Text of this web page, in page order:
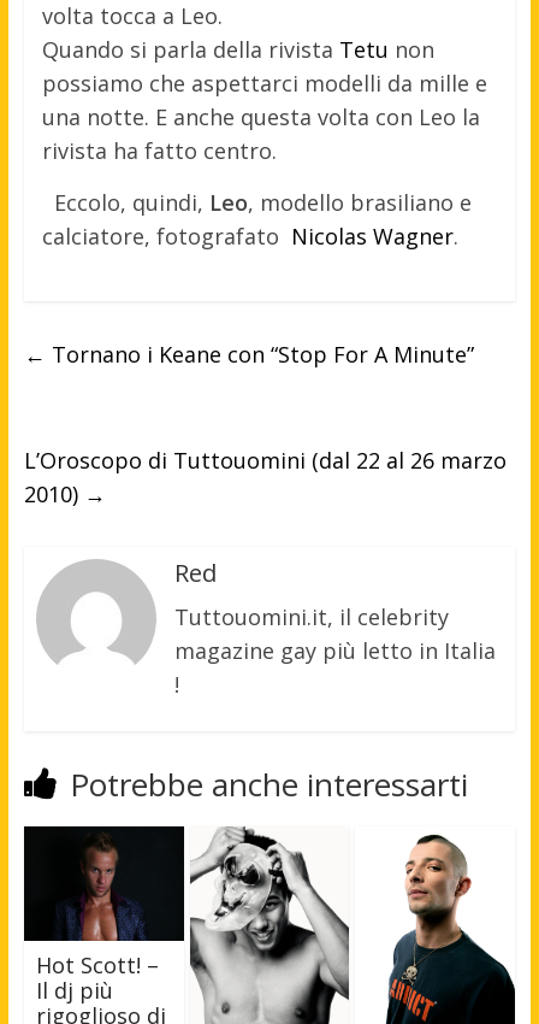
volta tocca a Leo.
Quando si parla della rivista Tetu non
possiamo che aspettarci modelli da mille e
una notte. E anche questa volta con Leo la
rivista ha fatto centro.
Eccolo, quindi, Leo, modello brasiliano e
calciatore, fotografato Nicolas Wagner.
← Tornano i Keane con “Stop For A Minute”
L’Oroscopo di Tuttouomini (dal 22 al 26 marzo
2010) →
Red
Tuttouomini.it, il celebrity
magazine gay più letto in Italia
!
Potrebbe anche interessarti
Hot Scott! –
Il dj più
rigoglioso di